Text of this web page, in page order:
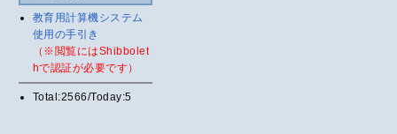
教育用計算機システム
使用の手引き
（※閲覧にはShibbolet
hで認証が必要です）
Total:2566/Today:5